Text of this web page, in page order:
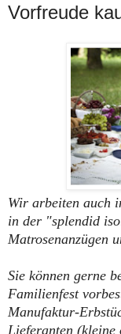
Vorfreude
Wir arbeiten auch
in der "splendid
Matrosenanzügen
Sie können gerne
Familienfest
Manufaktur-
Lieferanten (kleine